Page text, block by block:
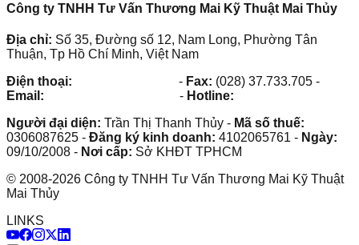
Công ty TNHH Tư Vấn Thương Mai Kỹ Thuật Mai Thủy
Địa chỉ: Số 35, Đường số 12, Nam Long, Phường Tân
Thuận, Tp Hồ Chí Minh, Việt Nam
Điện thoại:
- Fax: (028) 37.733.705 -
Email:
- Hotline:
Người đại diện: Trần Thị Thanh Thủy - Mã số thuế:
0306087625 - Đăng ký kinh doanh: 4102065761 - Ngày:
09/10/2008 - Nơi cấp: Sở KHĐT TPHCM
© 2008-2026 Công ty TNHH Tư Vấn Thương Mai Kỹ Thuật
Mai Thủy
LINKS